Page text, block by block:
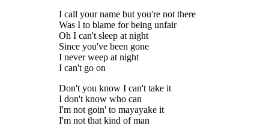
I call your name but you're not there
Was I to blame for being unfair
Oh I can't sleep at night
Since you've been gone
I never weep at night
I can't go on
Don't you know I can't take it
I don't know who can
I'm not goin' to mayayake it
I'm not that kind of man